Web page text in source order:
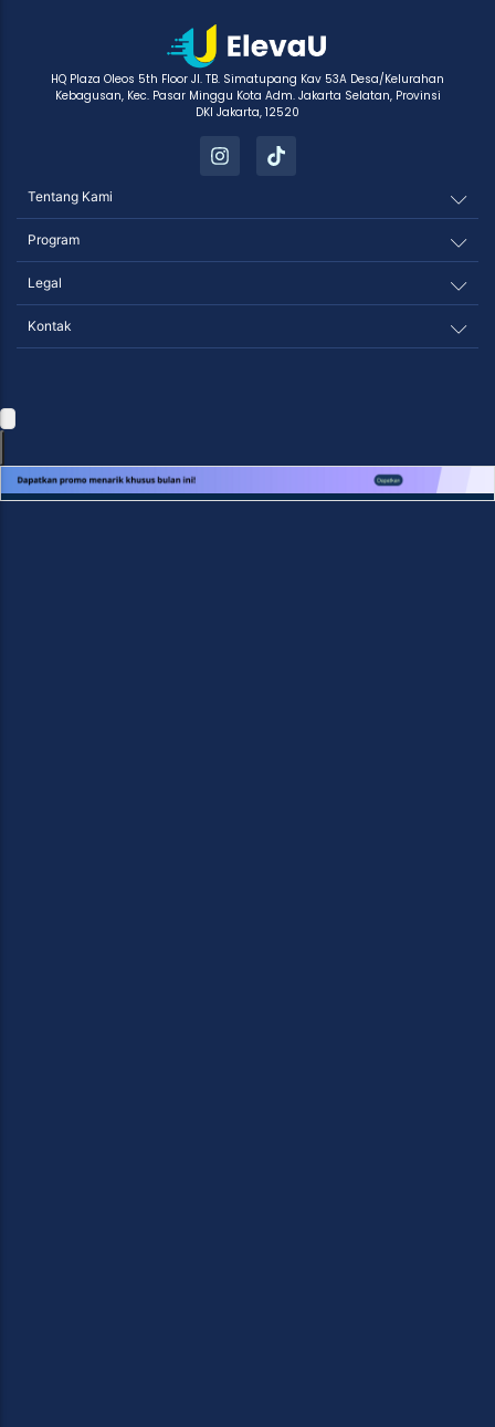
HQ Plaza Oleos 5th Floor Jl. TB. Simatupang Kav 53A Desa/Kelurahan
Kebagusan, Kec. Pasar Minggu Kota Adm. Jakarta Selatan, Provinsi
DKI Jakarta, 12520
Tentang Kami
Program
Legal
Kontak